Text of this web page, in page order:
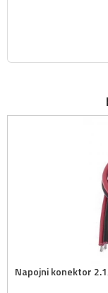
Napojni konektor